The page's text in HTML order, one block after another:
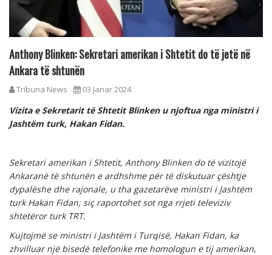
Anthony Blinken: Sekretari amerikan i Shtetit do të jetë në
Ankara të shtunën
Tribuna News 03 Janar 2024
Vizita e Sekretarit të Shtetit Blinken u njoftua nga ministri i
Jashtëm turk, Hakan Fidan.
Sekretari amerikan i Shtetit, Anthony Blinken do të vizitojë
Ankaranë të shtunën e ardhshme për të diskutuar çështje
dypalëshe dhe rajonale, u tha gazetarëve ministri i Jashtëm
turk Hakan Fidan, siç raportohet sot nga rrjeti televiziv
shtetëror turk TRT.
Kujtojmë se ministri i Jashtëm i Turqisë, Hakan Fidan, ka
zhvilluar një bisedë telefonike me homologun e tij amerikan,